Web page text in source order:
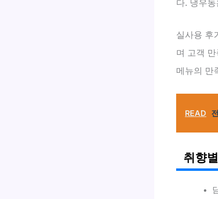
다. 냉우
실사용 후
며 고객
메뉴의 만
READ
취향